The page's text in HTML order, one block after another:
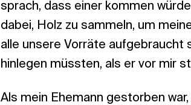
sprach, dass einer kommen
dabei, Holz zu sammeln, um
alle unsere Vorräte aufgebraucht
hinlegen müssten, als er vor mir
Als mein Ehemann gestorben